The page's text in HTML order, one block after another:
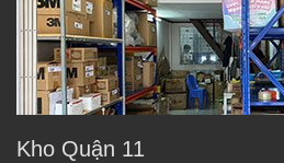
Kho Quận 11